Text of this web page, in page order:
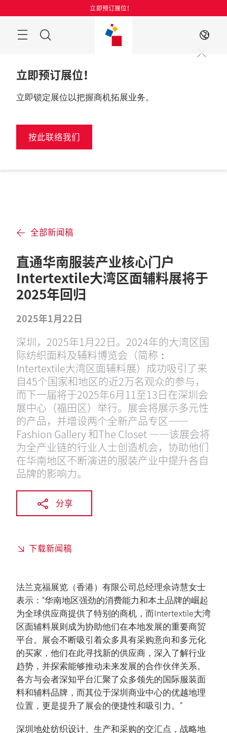
过
立即预订展位！
菜
ZH
立即预订展位！
立即锁定展位以把握商机拓展业务。
按此联络我们
全部新闻稿
直通华南服装产业核心门户
Intertextile大湾区面辅料展将于
2025年回归
2025年1月22日
深圳，2025年1月22日。2024年的大湾区国
际纺织面料及辅料博览会（简称︰
Intertextile大湾区面辅料展）成功吸引了来
自45个国家和地区的近2万名观众的参与，
而下一届将于2025年6月11至13日在深圳会
展中心（福田区）举行。展会将展示多元性
的产品，并增设两个全新产品专区——
Fashion Gallery 和The Closet ——该展会将
为全产业链的行业人士创造机会，协助他们
在华南地区不断演进的服装产业中提升各自
品牌的影响力。
分享
下载新闻稿
法兰克福展览（香港）有限公司总经理佘诗慧女士
表示：“华南地区强劲的消费能力和本土品牌的崛起
为全球供应商提供了特别的商机，而Intertextile大湾
区面辅料展则成为协助他们在本地发展的重要商贸
平台。展会不断吸引着众多具有采购意向和多元化
的买家，他们在此寻找新的供应商，深入了解行业
趋势，并探索能够推动未来发展的合作伙伴关系。
各方与会者深知平台汇聚了众多领先的国际服装面
料和辅料品牌，而其位于深圳商业中心的优越地理
位置，更是提升了展会的便捷性和吸引力。”
深圳地处纺织设计、生产和采购的交汇点，战略地